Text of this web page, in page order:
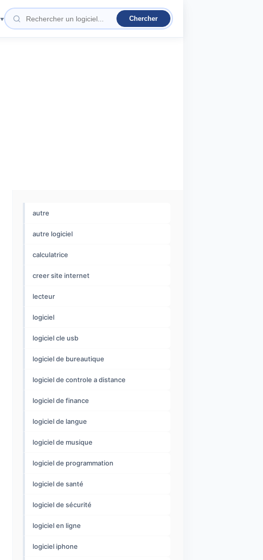
autre
autre logiciel
calculatrice
creer site internet
lecteur
logiciel
logiciel cle usb
logiciel de bureautique
logiciel de controle a distance
logiciel de finance
logiciel de langue
logiciel de musique
logiciel de programmation
logiciel de santé
logiciel de sécurité
logiciel en ligne
logiciel iphone